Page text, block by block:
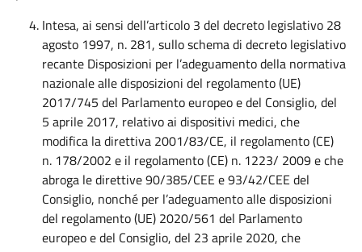
Intesa, ai sensi dell’articolo 3 del decreto legislativo 28
agosto 1997, n. 281, sullo schema di decreto legislativo
recante Disposizioni per l’adeguamento della normativa
nazionale alle disposizioni del regolamento (UE)
2017/745 del Parlamento europeo e del Consiglio, del
5 aprile 2017, relativo ai dispositivi medici, che
modifica la direttiva 2001/83/CE, il regolamento (CE)
n. 178/2002 e il regolamento (CE) n. 1223/ 2009 e che
abroga le direttive 90/385/CEE e 93/42/CEE del
Consiglio, nonché per l’adeguamento alle disposizioni
del regolamento (UE) 2020/561 del Parlamento
europeo e del Consiglio, del 23 aprile 2020, che